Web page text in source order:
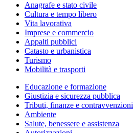
Anagrafe e stato civile
Cultura e tempo libero
Vita lavorativa
Imprese e commercio
Appalti pubblici
Catasto e urbanistica
Turismo
Mobilità e trasporti
Educazione e formazione
Giustizia e sicurezza pubblica
Tributi, finanze e contravvenzioni
Ambiente
Salute, benessere e assistenza